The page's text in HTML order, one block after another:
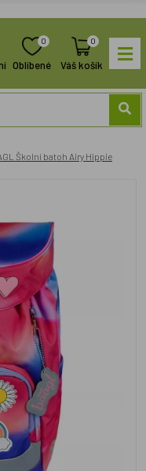
0
Oblíbené
0
Váš košík
Školní batoh Airy Hippie